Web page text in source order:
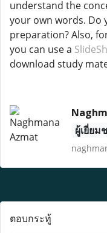
understand the
your own words. Do
preparation? Also,
you can use a
download study
ผู้เยี่ยม
ตอบกระทู้